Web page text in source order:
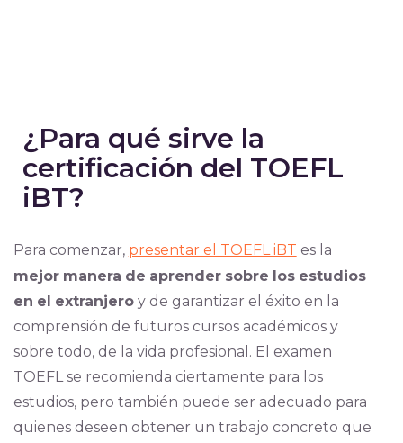
¿Para qué sirve la
certificación del TOEFL
iBT?
Para comenzar, presentar el TOEFL iBT es la
mejor manera de aprender sobre los estudios
en el extranjeroy de garantizar el éxito en la
comprensión de futuros cursos académicos y
sobre todo, de la vida profesional. El examen
TOEFL se recomienda ciertamente para los
estudios, pero también puede ser adecuado para
quienes deseen obtener un trabajo concreto que